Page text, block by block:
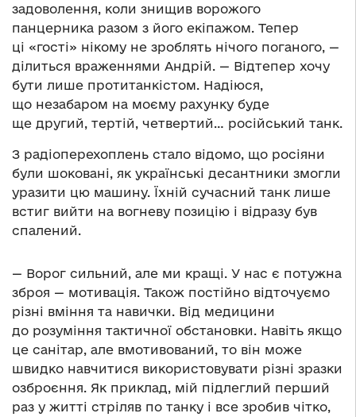
задоволення, коли знищив ворожого
панцерника разом з його екіпажом. Тепер
ці «гості» нікому не зроблять нічого поганого, —
ділиться враженнями Андрій. — Відтепер хочу
бути лише протитанкістом. Надіюся,
що незабаром на моєму рахунку буде
ще другий, тертій, четвертий… російський танк.
З радіоперехоплень стало відомо, що росіяни
були шоковані, як українські десантники змогли
уразити цю машину. Їхній сучасний танк лише
встиг вийти на вогневу позицію і відразу був
спалений.
— Ворог сильний, але ми кращі. У нас є потужна
зброя — мотивація. Також постійно відточуємо
різні вміння та навички. Від медицини
до розуміння тактичної обстановки. Навіть якщо
це санітар, але вмотивований, то він може
швидко навчитися використовувати різні зразки
озброєння. Як приклад, мій підлеглий перший
раз у житті стріляв по танку і все зробив чітко,